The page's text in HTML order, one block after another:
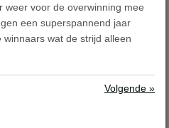
weer voor de overwinning mee
een superspannend jaar
wat de strijd alleen
Volgende »